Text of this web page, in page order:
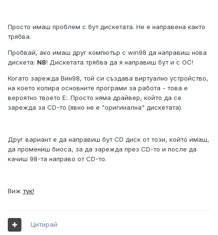
Просто имаш проблем с бут дискетата. Не е направена както
трябва.
Пробвай, ако имаш друг компютър с win98 да направиш нова
дискета: NB! Дискетата трябва да я направиш бут и с ОС!
Когато зарежда Вин98, той си създава виртуално устройство,
на което копира основните програми за работа - това е
вероятно твоето Е:. Просто няма драйвер, който да се
зарежда за CD-то.(явно не е "оригинална" дискетата).
Друг вариант е да направиш бут CD диск от този, който имаш,
да промениш биоса, за да зарежда през CD-то и после да
качиш 98-та направо от CD-то.
Виж тук!
Цитирай